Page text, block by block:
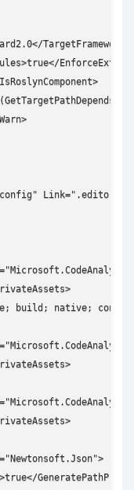
TargetFramework>
build; native;